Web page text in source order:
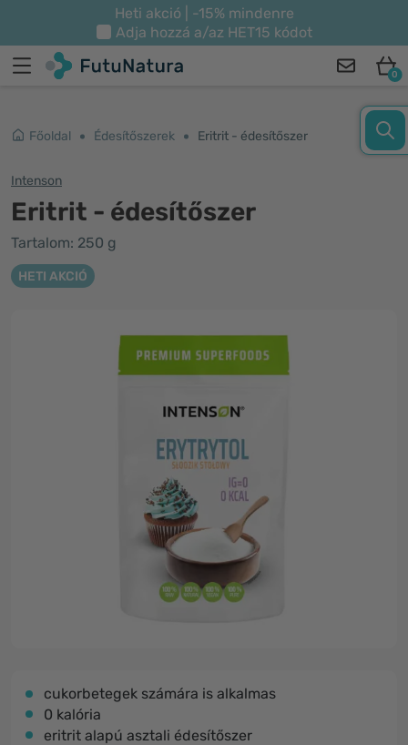
Heti akció | -15% mindenre
Adja hozzá a/az HET15 kódot
0
Főoldal Édesítőszerek Eritrit - édesítőszer
Intenson
Eritrit - édesítőszer
Tartalom: 250 g
HETI AKCIÓ
cukorbetegek számára is alkalmas
0 kalória
eritrit alapú asztali édesítőszer